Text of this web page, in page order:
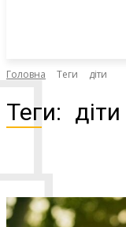
Головна Теги діти
Теги: діти